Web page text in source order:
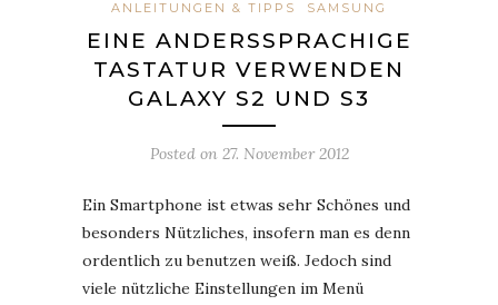
ANLEITUNGEN & TIPPS SAMSUNG
EINE ANDERSSPRACHIGE
TASTATUR VERWENDEN
GALAXY S2 UND S3
Posted on 27. November 2012
Ein Smartphone ist etwas sehr Schönes und
besonders Nützliches, insofern man es denn
ordentlich zu benutzen weiß. Jedoch sind
viele nützliche Einstellungen im Menü